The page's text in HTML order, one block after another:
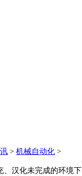
> 机械自动化 >
、汉化未完成的环境下